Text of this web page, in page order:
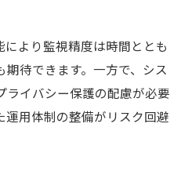
より監視精度は時間ととも
待できます。一方で、シス
ライバシー保護の配慮が必要
運用体制の整備がリスク回避